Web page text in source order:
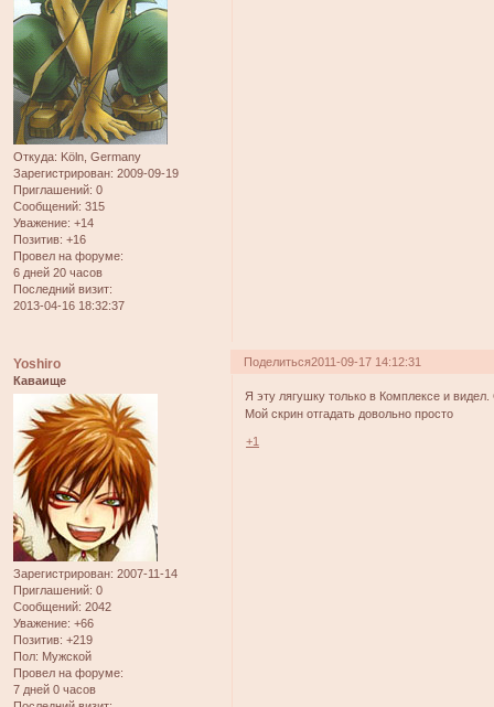
Откуда: Köln, Germany
Зарегистрирован: 2009-09-19
Приглашений: 0
Сообщений: 315
Уважение: +14
Позитив: +16
Провел на форуме:
6 дней 20 часов
Последний визит:
2013-04-16 18:32:37
Поделиться2011-09-17 14:12:31
Yoshiro
Каваище
Зарегистрирован: 2007-11-14
Приглашений: 0
Сообщений: 2042
Уважение: +66
Позитив: +219
Пол: Мужской
Провел на форуме:
7 дней 0 часов
Я эту лягушку только в Комплексе и
Мой скрин отгадать довольно просто
+1